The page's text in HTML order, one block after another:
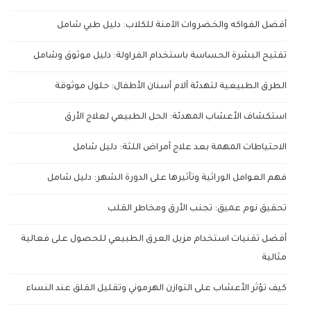
أفضل الفواكه والخضروات الآمنة للكلاب: دليل طبي شامل
تفتيح البشرة الحساسة باستخدام الفراولة: دليل موثوق وشامل
الطرق الطبيعية لتهدئة آلام أسنان الأطفال: حلول موثوقة
استكشاف الأعشاب المهدئة: الحل الطبيعي لعلاج الأرق
الاحتياطات المهمة بعد علاج أمراض اللثة: دليل شامل
فهم العوامل الوراثية وتأثيرها على الدورة الشهر: دليل شامل
تحقيق نوم عميق: تجنب الأرق ومخاطر القلب
أفضل تقنيات استخدام مزيل العرق الطبيعي للحصول على فعالية
مثالية
كيف تؤثر الأعشاب على التوازن الهرموني وتقليل القلق عند النساء